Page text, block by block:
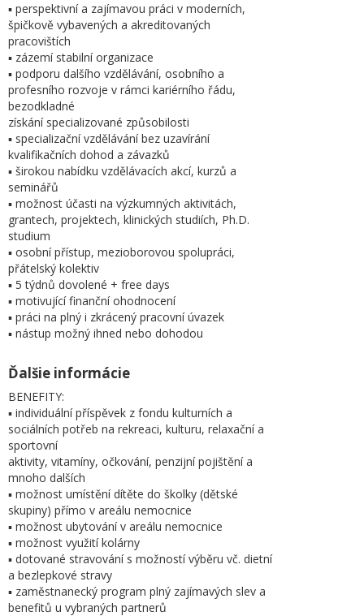
▪ perspektivní a zajímavou práci v moderních,
špičkově vybavených a akreditovaných
pracovištích
▪ zázemí stabilní organizace
▪ podporu dalšího vzdělávání, osobního a
profesního rozvoje v rámci kariérního řádu,
bezodkladné
získání specializované způsobilosti
▪ specializační vzdělávání bez uzavírání
kvalifikačních dohod a závazků
▪ širokou nabídku vzdělávacích akcí, kurzů a
seminářů
▪ možnost účasti na výzkumných aktivitách,
grantech, projektech, klinických studiích, Ph.D.
studium
▪ osobní přístup, mezioborovou spolupráci,
přátelský kolektiv
▪ 5 týdnů dovolené + free days
▪ motivující finanční ohodnocení
▪ práci na plný i zkrácený pracovní úvazek
▪ nástup možný ihned nebo dohodou
Ďalšie informácie
BENEFITY:
▪ individuální příspěvek z fondu kulturních a
sociálních potřeb na rekreaci, kulturu, relaxační a
sportovní
aktivity, vitamíny, očkování, penzijní pojištění a
mnoho dalších
▪ možnost umístění dítěte do školky (dětské
skupiny) přímo v areálu nemocnice
▪ možnost ubytování v areálu nemocnice
▪ možnost využití kolárny
▪ dotované stravování s možností výběru vč. dietní
a bezlepkové stravy
▪ zaměstnanecký program plný zajímavých slev a
benefitů u vybraných partnerů